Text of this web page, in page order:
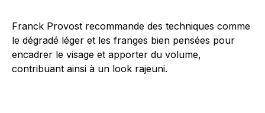
Franck Provost recommande des techniques comme
le dégradé léger et les franges bien pensées pour
encadrer le visage et apporter du volume,
contribuant ainsi à un look rajeuni.